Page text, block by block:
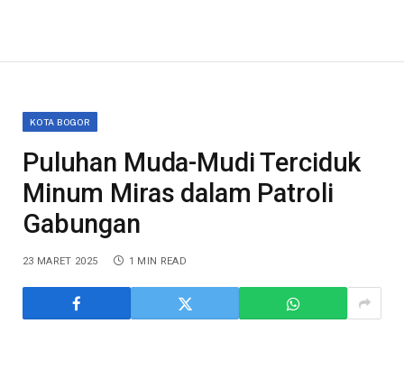
KOTA BOGOR
Puluhan Muda-Mudi Terciduk
Minum Miras dalam Patroli
Gabungan
23 MARET 2025 1 MIN READ